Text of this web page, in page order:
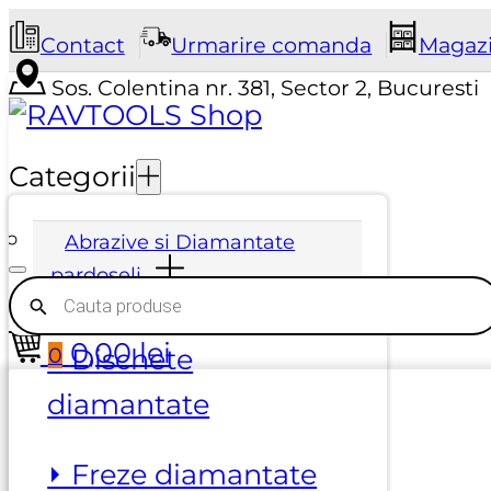
Contact Urmarire comanda
Sos. Colentina nr. 381, Sector 2, Bucuresti
Categorii
Abrazive si Diamantate
pardoseli
⏵ Dischete
diamantate
⏵ Freze diamantate
Products
search
0 0,00lei